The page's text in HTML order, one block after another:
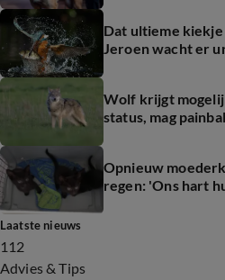
Dat ultieme kiekje
Jeroen wacht er
Wolf krijgt
status, mag
Opnieuw
regen: 'Ons hart
Laatste nieuws
112
Advies & Tips